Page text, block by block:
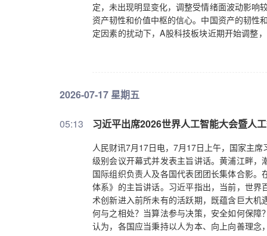
定，未出现明显变化，调整受情绪面波动影响
资产韧性和价值中枢的信心。中国资产的韧性
定因素的扰动下，A股科技板块近期开始调整
公司面的强有力支撑，科技创新突破则进一步
辑也并没有发生根本性变化。“这两大基本逻
适度宽松的货币政策”，这为资本市场的平稳
源等供应链稳定可靠，国内大市场纵深充足
业绩总体企稳回升。截至7月15日，沪市756
截至7月16日晚间，科创板已有32家公司披露
亏为盈。深市共有900家公司披露了上半年业
长或改善，逾三成公司持续盈利且净利润增
能领域的科技突破正在从实验室加快渗透到千
2026-07-17 星期五
05:13 习近平出席2026世界人工智能大会暨人
人民财讯7月17日电，7月17日上午，国家主
级别会议开幕式并发表主旨讲话。黄浦江畔
国际组织负责人及各国代表团团长集体合影
体系》的主旨讲话。习近平指出，当前，世
术创新进入前所未有的活跃期，既蕴含巨大
何与之相处？当算法参与决策，安全如何保
认为，各国应当秉持以人为本、向上向善理